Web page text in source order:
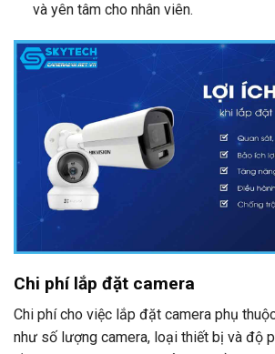
và yên tâm cho nhân viên.
Chi phí lắp đặt camera
Chi phí cho việc lắp đặt camera phụ
như số lượng camera, loại thiết bị và độ